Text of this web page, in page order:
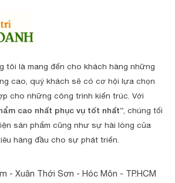
tôi là mang đến cho khách hàng những
cao, quý khách sẽ có cơ hội lựa chọn
cho những công trình kiến trúc. Với
cao nhất phục vụ tốt nhất”, chúng tối
sản phẩm cũng như sự hài lòng của
hàng đầu cho sự phát triển.
- Xuân Thới Sơn - Hóc Môn - TP.HCM